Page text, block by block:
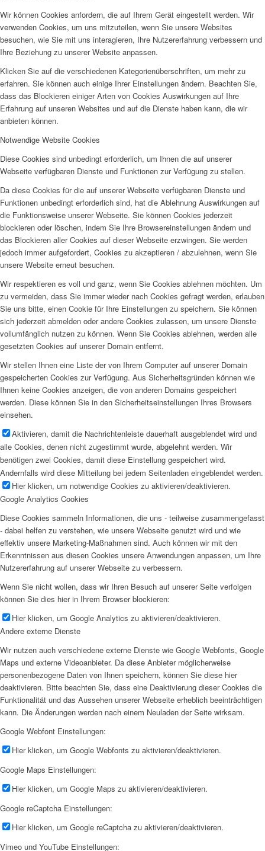
Wir können Cookies anfordern, die auf Ihrem Gerät eingestellt werden. Wir
verwenden Cookies, um uns mitzuteilen, wenn Sie unsere Websites
besuchen, wie Sie mit uns interagieren, Ihre Nutzererfahrung verbessern und
Ihre Beziehung zu unserer Website anpassen.
Klicken Sie auf die verschiedenen Kategorienüberschriften, um mehr zu
erfahren. Sie können auch einige Ihrer Einstellungen ändern. Beachten Sie,
dass das Blockieren einiger Arten von Cookies Auswirkungen auf Ihre
Erfahrung auf unseren Websites und auf die Dienste haben kann, die wir
anbieten können.
Notwendige Website Cookies
Diese Cookies sind unbedingt erforderlich, um Ihnen die auf unserer
Webseite verfügbaren Dienste und Funktionen zur Verfügung zu stellen.
Da diese Cookies für die auf unserer Webseite verfügbaren Dienste und
Funktionen unbedingt erforderlich sind, hat die Ablehnung Auswirkungen auf
die Funktionsweise unserer Webseite. Sie können Cookies jederzeit
blockieren oder löschen, indem Sie Ihre Browsereinstellungen ändern und
das Blockieren aller Cookies auf dieser Webseite erzwingen. Sie werden
jedoch immer aufgefordert, Cookies zu akzeptieren / abzulehnen, wenn Sie
unsere Website erneut besuchen.
Wir respektieren es voll und ganz, wenn Sie Cookies ablehnen möchten. Um
zu vermeiden, dass Sie immer wieder nach Cookies gefragt werden, erlauben
Sie uns bitte, einen Cookie für Ihre Einstellungen zu speichern. Sie können
sich jederzeit abmelden oder andere Cookies zulassen, um unsere Dienste
vollumfänglich nutzen zu können. Wenn Sie Cookies ablehnen, werden alle
gesetzten Cookies auf unserer Domain entfernt.
Wir stellen Ihnen eine Liste der von Ihrem Computer auf unserer Domain
gespeicherten Cookies zur Verfügung. Aus Sicherheitsgründen können wie
Ihnen keine Cookies anzeigen, die von anderen Domains gespeichert
werden. Diese können Sie in den Sicherheitseinstellungen Ihres Browsers
einsehen.
Aktivieren, damit die Nachrichtenleiste dauerhaft ausgeblendet wird und
alle Cookies, denen nicht zugestimmt wurde, abgelehnt werden. Wir
benötigen zwei Cookies, damit diese Einstellung gespeichert wird.
Andernfalls wird diese Mitteilung bei jedem Seitenladen eingeblendet werden.
Hier klicken, um notwendige Cookies zu aktivieren/deaktivieren.
Google Analytics Cookies
Diese Cookies sammeln Informationen, die uns - teilweise zusammengefasst
- dabei helfen zu verstehen, wie unsere Webseite genutzt wird und wie
effektiv unsere Marketing-Maßnahmen sind. Auch können wir mit den
Erkenntnissen aus diesen Cookies unsere Anwendungen anpassen, um Ihre
Nutzererfahrung auf unserer Webseite zu verbessern.
Wenn Sie nicht wollen, dass wir Ihren Besuch auf unserer Seite verfolgen
können Sie dies hier in Ihrem Browser blockieren:
Hier klicken, um Google Analytics zu aktivieren/deaktivieren.
Andere externe Dienste
Wir nutzen auch verschiedene externe Dienste wie Google Webfonts, Google
Maps und externe Videoanbieter. Da diese Anbieter möglicherweise
personenbezogene Daten von Ihnen speichern, können Sie diese hier
deaktivieren. Bitte beachten Sie, dass eine Deaktivierung dieser Cookies die
Funktionalität und das Aussehen unserer Webseite erheblich beeinträchtigen
kann. Die Änderungen werden nach einem Neuladen der Seite wirksam.
Google Webfont Einstellungen:
Hier klicken, um Google Webfonts zu aktivieren/deaktivieren.
Google Maps Einstellungen:
Hier klicken, um Google Maps zu aktivieren/deaktivieren.
Google reCaptcha Einstellungen:
Hier klicken, um Google reCaptcha zu aktivieren/deaktivieren.
Vimeo und YouTube Einstellungen: